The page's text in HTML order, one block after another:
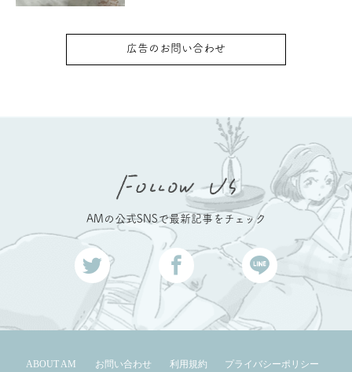
広告のお問い合わせ
AMの公式SNSで最新記事をチェック
ABOUT AM お問い合わせ 利用規約
プライバシーポリシー